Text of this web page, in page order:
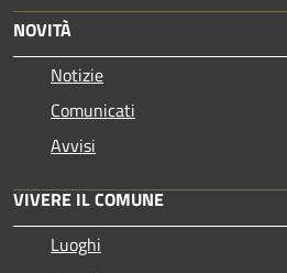
NOVITÀ
Notizie
Comunicati
Avvisi
VIVERE IL COMUNE
Luoghi